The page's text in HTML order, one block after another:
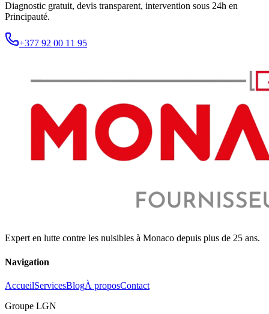
Diagnostic gratuit, devis transparent, intervention sous 24h en
Principauté.
+377 92 00 11 95
Expert en lutte contre les nuisibles à Monaco depuis plus de 25 ans.
Navigation
AccueilServicesBlogÀ proposContact
Groupe LGN